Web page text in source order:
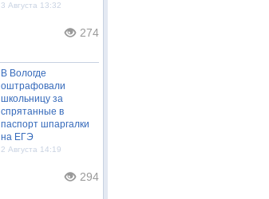
3 Августа 13:32
274
В Вологде
оштрафовали
школьницу за
спрятанные в
паспорт шпаргалки
на ЕГЭ
2 Августа 14:19
294